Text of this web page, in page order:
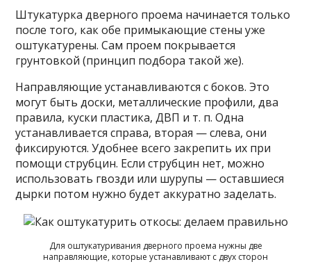
Штукатурка дверного проема начинается только
после того, как обе примыкающие стены уже
оштукатурены. Сам проем покрывается
грунтовкой (принцип подбора такой же).
Направляющие устанавливаются с боков. Это
могут быть доски, металлические профили, два
правила, куски пластика, ДВП и т. п. Одна
устанавливается справа, вторая — слева, они
фиксируются. Удобнее всего закрепить их при
помощи струбцин. Если струбцин нет, можно
использовать гвозди или шурупы — оставшиеся
дырки потом нужно будет аккуратно заделать.
Для оштукатуривания дверного проема нужны две
направляющие, которые устанавливают с двух сторон